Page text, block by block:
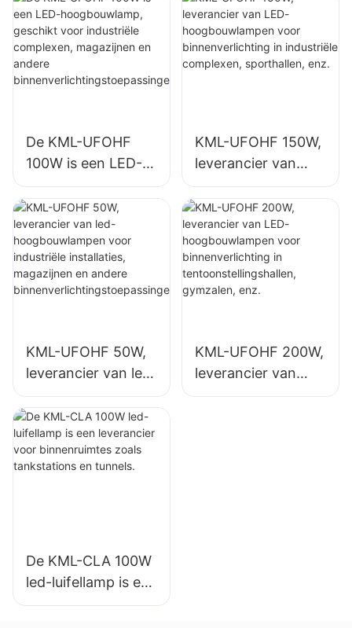
De KML-UFOHF
100W is een LED-
hoogbouwlamp,
geschikt voor
industriële
complexen,
magazijnen en
andere
KML-UFOHF 150W,
leverancier van
LED-
hoogbouwlampen
voor
binnenverlichting in
industriële
complexen,
KML-UFOHF 50W,
leverancier van led-
hoogbouwlampen
voor industriële
installaties,
magazijnen en
KML-UFOHF 200W,
leverancier van
LED-
De KML-CLA 100W
led-luifellamp is een
leverancier voor